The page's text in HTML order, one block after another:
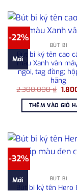
-22%
Mới
BÚT BI
Bút bi ký tên cao
màu Xanh vân
ngòi, tag đồng;
hãng
2.300.000₫ Giá
là:
THÊM VÀO GIỎ
-32%
Mới BÚT BI
Bút bi ký tên Hero